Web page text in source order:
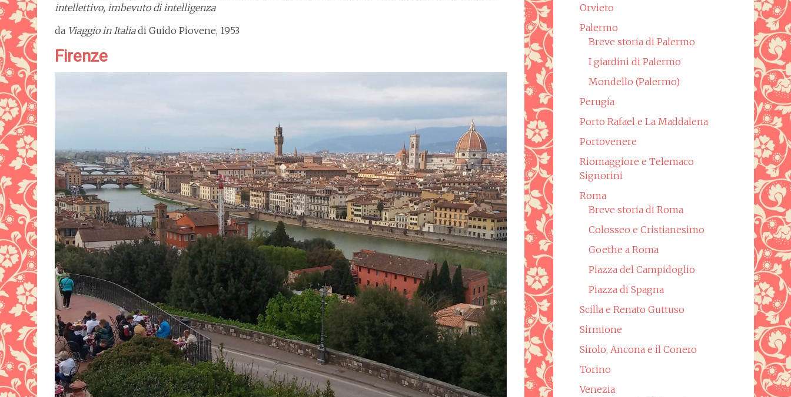
intellettivo, imbevuto di intelligenza
da Viaggio in Italiadi Guido Piovene, 1953
Firenze
Orvieto
Palermo
Breve storia di Palermo
I giardini di Palermo
Mondello (Palermo)
Perugia
Porto Rafael e La Maddalena
Portovenere
Riomaggiore e Telemaco
Signorini
Roma
Breve storia di Roma
Colosseo e Cristianesimo
Goethe a Roma
Piazza del Campidoglio
Piazza di Spagna
Scilla e Renato Guttuso
Sirmione
Sirolo, Ancona e il Conero
Torino
Venezia